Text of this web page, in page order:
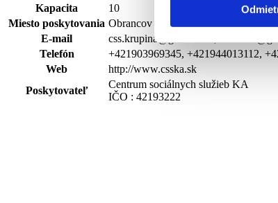
Kapacita
10
Miesto poskytovania Obrancov mieru 1328/7, 96212 Detva
E-mail
css.krupina@gmail.com,
Telefón
+421903969345, +421944013112,
Web
http://www.csska.sk
Poskytovateľ
Centrum sociálnych služieb KA
IČO : 42193222